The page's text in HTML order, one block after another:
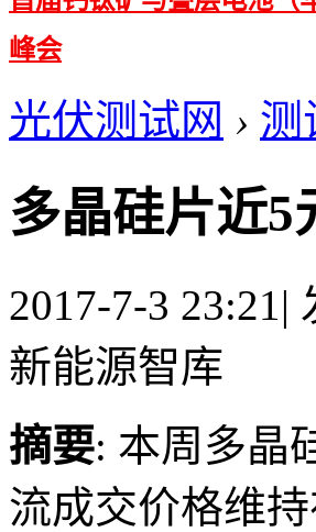
峰会
光伏测试网 › 测
多晶硅片近5
2017-7-3 23:21|
新能源智库
摘要: 本周多晶
流成交价格维